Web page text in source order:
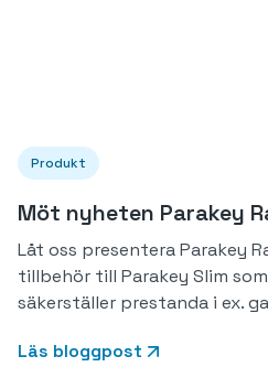
Produkt
Möt nyheten Parakey
Låt oss presentera Parakey
tillbehör till Parakey Slim
säkerställer prestanda i ex.
Läs bloggpost